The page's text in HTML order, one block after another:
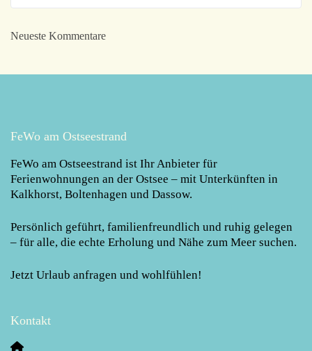
Neueste Kommentare
FeWo am Ostseestrand
FeWo am Ostseestrand ist Ihr Anbieter für
Ferienwohnungen an der Ostsee – mit Unterkünften in
Kalkhorst, Boltenhagen und Dassow.
Persönlich geführt, familienfreundlich und ruhig gelegen
– für alle, die echte Erholung und Nähe zum Meer suchen.
Jetzt Urlaub anfragen und wohlfühlen!
Kontakt